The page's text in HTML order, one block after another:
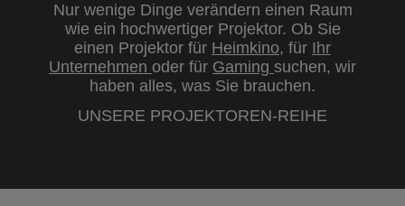
Nur wenige Dinge verändern einen Raum
wie ein hochwertiger Projektor. Ob Sie
einen Projektor für Heimkino, für Ihr
Unternehmen oder für Gaming suchen, wir
haben alles, was Sie brauchen.
UNSERE PROJEKTOREN-REIHE